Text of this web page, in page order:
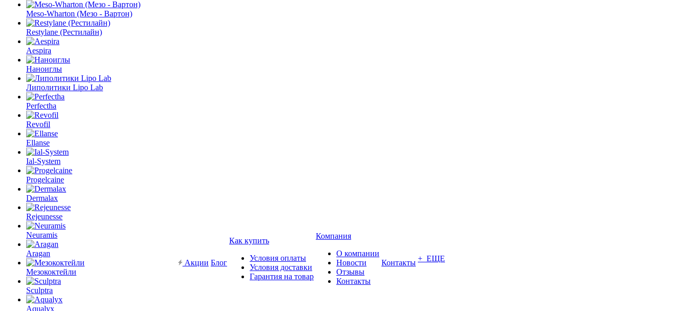
Meso-Wharton (Мезо - Вартон)
Restylane (Рестилайн)
Aespira
Наноиглы
Липолитики Lipo Lab
Perfectha
Revofil
Ellanse
Ial-System
Progelcaine
Dermalax
Rejeunesse
Neuramis
Aragan
Мезококтейли
Sculptra
Aqualyx
Акции Блог
Как купить
Условия оплаты
Условия доставки
Гарантия на товар
Компания
О компании
Новости
Отзывы
Контакты
Контакты + ЕЩЕ